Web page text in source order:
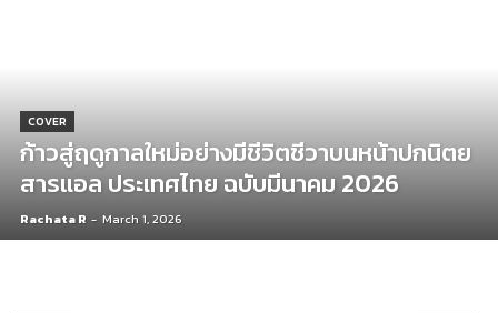
COVER
ก้าวสู่ฤดูกาลใหม่อย่างมีชีวิตชีวาบนหน้าปกนิตย
สารแอล ประเทศไทย ฉบับมีนาคม 2026
Rachata R - March 1, 2026